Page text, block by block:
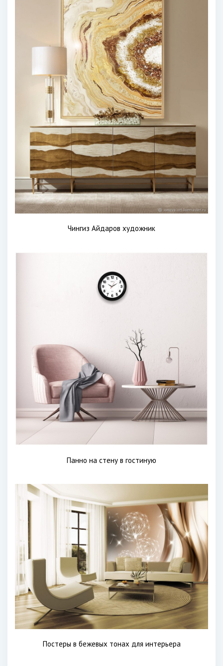
Чингиз Айдаров художник
Панно на стену в гостиную
Постеры в бежевых тонах для интерьера